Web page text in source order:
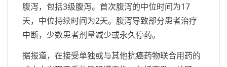
腹泻，包括3级腹泻。首次腹泻的中位时间为17
天，中位持续时间为2天。腹泻导致部分患者治疗
中断，少数患者剂量减少或永久停药。
据报道，在接受单独或与其他抗癌药物联合用药的